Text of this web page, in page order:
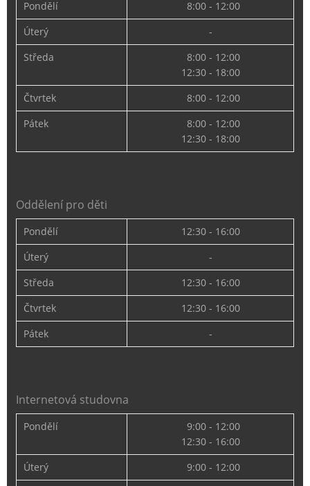
Pondělí
8:00 - 12:00
Úterý
-
Středa
8:00 - 12:00
12:30 - 18:00
Čtvrtek
8:00 - 12:00
Pátek
8:00 - 12:00
12:30 - 18:00
Oddělení pro děti
Pondělí
12:30 - 16:00
Úterý
-
Středa
12:30 - 16:00
Čtvrtek
12:30 - 16:00
Pátek
-
Internetová studovna
Pondělí
9:00 - 12:00
12:30 - 16:00
Úterý
9:00 - 12:00